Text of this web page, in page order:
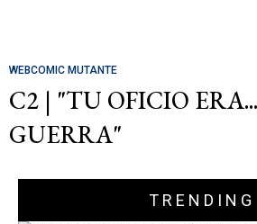
WEBCOMIC MUTANTE
C2 | "TU OFICIO
GUERRA"
TRENDING